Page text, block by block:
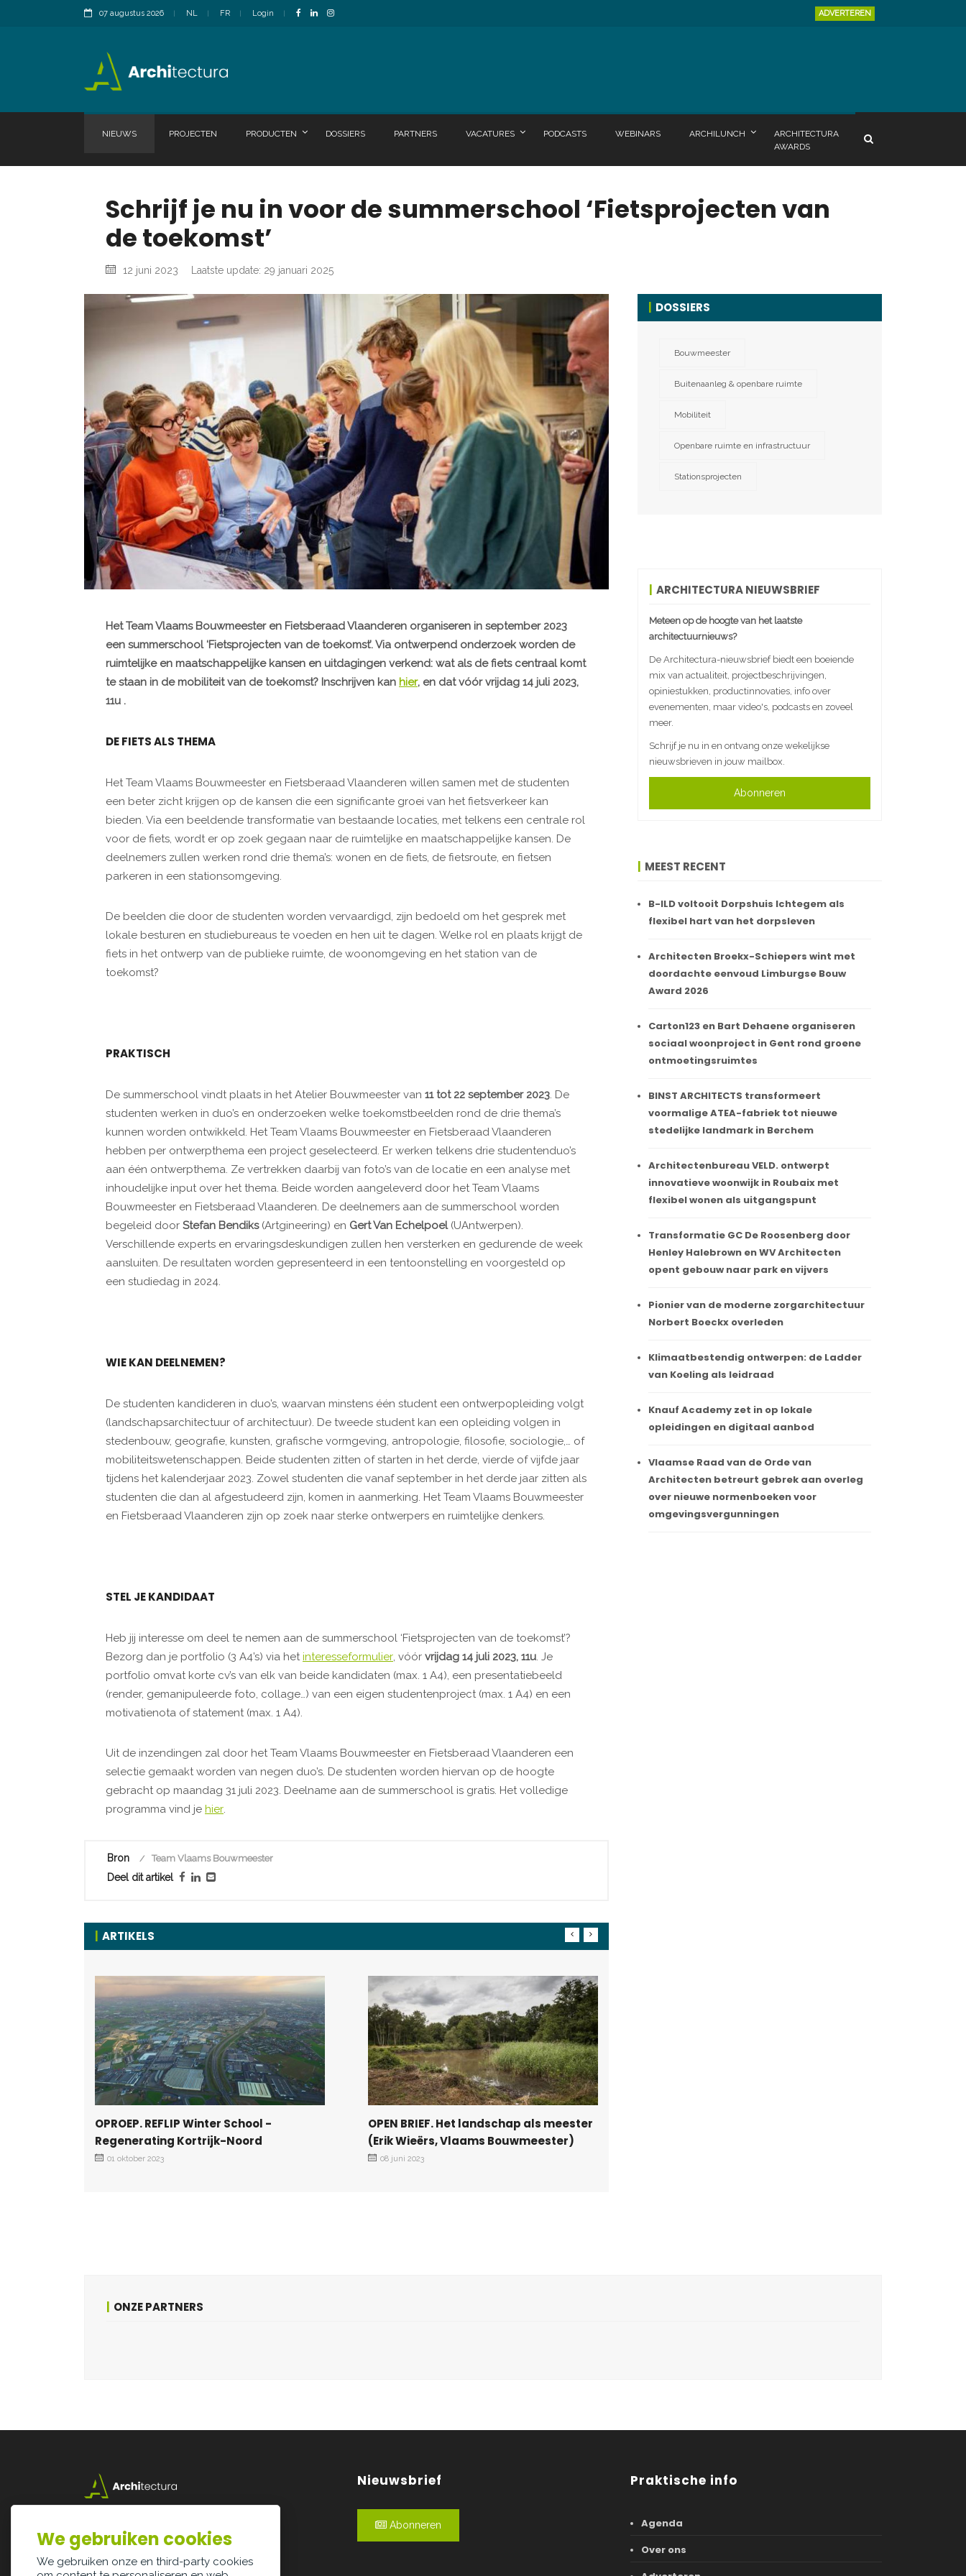
07 augustus 2026 NL FR Login ADVERTEREN
NIEUWS PROJECTEN PRODUCTEN DOSSIERS PARTNERS VACATURES PODCASTS WEBINARS ARCHILUNCH
ARCHITECTURA
AWARDS
Schrijf je nu in voor de summerschool ‘Fietsprojecten van
de toekomst’
12 juni 2023 Laatste update: 29 januari 2025
Het Team Vlaams Bouwmeester en Fietsberaad Vlaanderen organiseren in september 2023
een summerschool ‘Fietsprojecten van de toekomst’. Via ontwerpend onderzoek worden de
ruimtelijke en maatschappelijke kansen en uitdagingen verkend: wat als de fiets centraal komt
te staan in de mobiliteit van de toekomst? Inschrijven kan hier, en dat vóór vrijdag 14 juli 2023,
11u .
DE FIETS ALS THEMA
Het Team Vlaams Bouwmeester en Fietsberaad Vlaanderen willen samen met de studenten
een beter zicht krijgen op de kansen die een significante groei van het fietsverkeer kan
bieden. Via een beeldende transformatie van bestaande locaties, met telkens een centrale rol
voor de fiets, wordt er op zoek gegaan naar de ruimtelijke en maatschappelijke kansen. De
deelnemers zullen werken rond drie thema’s: wonen en de fiets, de fietsroute, en fietsen
parkeren in een stationsomgeving.
De beelden die door de studenten worden vervaardigd, zijn bedoeld om het gesprek met
lokale besturen en studiebureaus te voeden en hen uit te dagen. Welke rol en plaats krijgt de
fiets in het ontwerp van de publieke ruimte, de woonomgeving en het station van de
toekomst?
PRAKTISCH
De summerschool vindt plaats in het Atelier Bouwmeester van 11 tot 22 september 2023. De
studenten werken in duo’s en onderzoeken welke toekomstbeelden rond de drie thema’s
kunnen worden ontwikkeld. Het Team Vlaams Bouwmeester en Fietsberaad Vlaanderen
hebben per ontwerpthema een project geselecteerd. Er werken telkens drie studentenduo’s
aan één ontwerpthema. Ze vertrekken daarbij van foto’s van de locatie en een analyse met
inhoudelijke input over het thema. Beide worden aangeleverd door het Team Vlaams
Bouwmeester en Fietsberaad Vlaanderen. De deelnemers aan de summerschool worden
begeleid door Stefan Bendiks(Artgineering) en Gert Van Echelpoel (UAntwerpen).
Verschillende experts en ervaringsdeskundigen zullen hen versterken en gedurende de week
aansluiten. De resultaten worden gepresenteerd in een tentoonstelling en voorgesteld op
een studiedag in 2024.
WIE KAN DEELNEMEN?
De studenten kandideren in duo’s, waarvan minstens één student een ontwerpopleiding volgt
(landschapsarchitectuur of architectuur). De tweede student kan een opleiding volgen in
stedenbouw, geografie, kunsten, grafische vormgeving, antropologie, filosofie, sociologie,… of
mobiliteitswetenschappen. Beide studenten zitten of starten in het derde, vierde of vijfde jaar
tijdens het kalenderjaar 2023. Zowel studenten die vanaf september in het derde jaar zitten als
studenten die dan al afgestudeerd zijn, komen in aanmerking. Het Team Vlaams Bouwmeester
en Fietsberaad Vlaanderen zijn op zoek naar sterke ontwerpers en ruimtelijke denkers.
STEL JE KANDIDAAT
Heb jij interesse om deel te nemen aan de summerschool ‘Fietsprojecten van de toekomst’?
Bezorg dan je portfolio (3 A4’s) via hetinteresseformulier, vóór vrijdag 14 juli 2023, 11u. Je
portfolio omvat korte cv’s van elk van beide kandidaten (max. 1 A4), een presentatiebeeld
(render, gemanipuleerde foto, collage…) van een eigen studentenproject (max. 1 A4) en een
motivatienota of statement (max. 1 A4).
Uit de inzendingen zal door het Team Vlaams Bouwmeester en Fietsberaad Vlaanderen een
selectie gemaakt worden van negen duo’s. De studenten worden hiervan op de hoogte
gebracht op maandag 31 juli 2023. Deelname aan de summerschool is gratis. Het volledige
programma vind je hier.
Bron Team Vlaams Bouwmeester
Deel dit artikel
ARTIKELS
OPROEP. REFLIP Winter School -
Regenerating Kortrijk-Noord
01 oktober 2023
OPEN BRIEF. Het landschap als meester
(Erik Wieërs, Vlaams Bouwmeester)
08 juni 2023
DOSSIERS
Bouwmeester
Buitenaanleg & openbare ruimte
Mobiliteit
Openbare ruimte en infrastructuur
Stationsprojecten
ARCHITECTURA NIEUWSBRIEF
Meteen op de hoogte van het laatste
architectuurnieuws?
De Architectura-nieuwsbrief biedt een boeiende
mix van actualiteit, projectbeschrijvingen,
opiniestukken, productinnovaties, info over
evenementen, maar video's, podcasts en zoveel
meer.
Schrijf je nu in en ontvang onze wekelijkse
nieuwsbrieven in jouw mailbox.
Abonneren
MEEST RECENT
B-ILD voltooit Dorpshuis Ichtegem als
flexibel hart van het dorpsleven
Architecten Broekx-Schiepers wint met
doordachte eenvoud Limburgse Bouw
Award 2026
Carton123 en Bart Dehaene organiseren
sociaal woonproject in Gent rond groene
ontmoetingsruimtes
BINST ARCHITECTS transformeert
voormalige ATEA-fabriek tot nieuwe
stedelijke landmark in Berchem
Architectenbureau VELD. ontwerpt
innovatieve woonwijk in Roubaix met
flexibel wonen als uitgangspunt
Transformatie GC De Roosenberg door
Henley Halebrown en WV Architecten
opent gebouw naar park en vijvers
Pionier van de moderne zorgarchitectuur
Norbert Boeckx overleden
Klimaatbestendig ontwerpen: de Ladder
van Koeling als leidraad
Knauf Academy zet in op lokale
opleidingen en digitaal aanbod
Vlaamse Raad van de Orde van
Architecten betreurt gebrek aan overleg
over nieuwe normenboeken voor
omgevingsvergunningen
ONZE PARTNERS
3500 Hasselt
info@architectura.be
Nieuwsbrief
Abonneren
Praktische info
Agenda
Over ons
We gebruiken cookies
We gebruiken onze en third-party cookies